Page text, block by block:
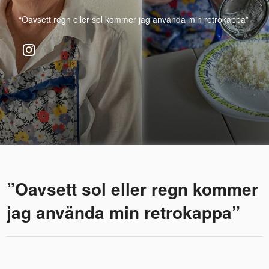
“Oavsett regn eller sol kommer jag använda min retrokappa”
”Oavsett sol eller regn kommer
jag använda min retrokappa”